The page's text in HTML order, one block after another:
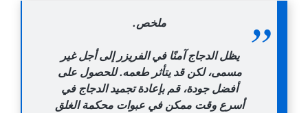
ملخص.
يظل الدجاج آمنًا في الفريزر إلى أجل غير
مسمى، لكن قد يتأثر طعمه. للحصول على
أفضل جودة، قم بإعادة تجميد الدجاج في
أسرع وقت ممكن في عبوات محكمة الغلق